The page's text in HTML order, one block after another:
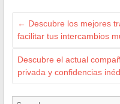
← Descubre los mejores
facilitar tus intercambios
Descubre el actual
privada y confidencias